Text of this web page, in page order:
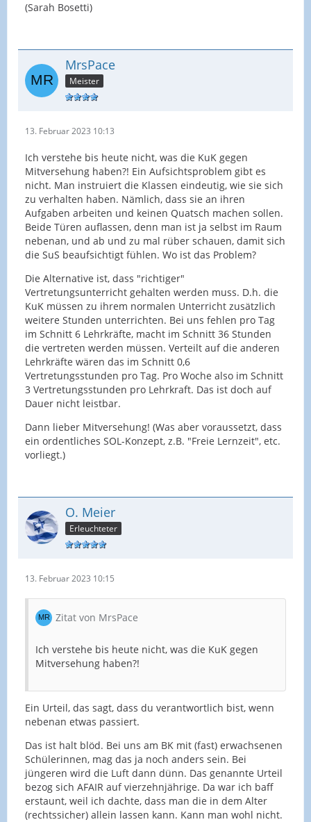
(Sarah Bosetti)
MrsPace
Meister
13. Februar 2023 10:13
Ich verstehe bis heute nicht, was die KuK gegen
Mitversehung haben?! Ein Aufsichtsproblem gibt es
nicht. Man instruiert die Klassen eindeutig, wie sie sich
zu verhalten haben. Nämlich, dass sie an ihren
Aufgaben arbeiten und keinen Quatsch machen sollen.
Beide Türen auflassen, denn man ist ja selbst im Raum
nebenan, und ab und zu mal rüber schauen, damit sich
die SuS beaufsichtigt fühlen. Wo ist das Problem?
Die Alternative ist, dass "richtiger"
Vertretungsunterricht gehalten werden muss. D.h. die
KuK müssen zu ihrem normalen Unterricht zusätzlich
weitere Stunden unterrichten. Bei uns fehlen pro Tag
im Schnitt 6 Lehrkräfte, macht im Schnitt 36 Stunden
die vertreten werden müssen. Verteilt auf die anderen
Lehrkräfte wären das im Schnitt 0,6
Vertretungsstunden pro Tag. Pro Woche also im Schnitt
3 Vertretungsstunden pro Lehrkraft. Das ist doch auf
Dauer nicht leistbar.
Dann lieber Mitversehung! (Was aber voraussetzt, dass
ein ordentliches SOL-Konzept, z.B. "Freie Lernzeit", etc.
vorliegt.)
O. Meier
Erleuchteter
13. Februar 2023 10:15
Zitat von MrsPace
Ich verstehe bis heute nicht, was die KuK gegen
Mitversehung haben?!
Ein Urteil, das sagt, dass du verantwortlich bist, wenn
nebenan etwas passiert.
Das ist halt blöd. Bei uns am BK mit (fast) erwachsenen
Schülerinnen, mag das ja noch anders sein. Bei
jüngeren wird die Luft dann dünn. Das genannte Urteil
bezog sich AFAIR auf vierzehnjährige. Da war ich baff
erstaunt, weil ich dachte, dass man die in dem Alter
(rechtssicher) allein lassen kann. Kann man wohl nicht.